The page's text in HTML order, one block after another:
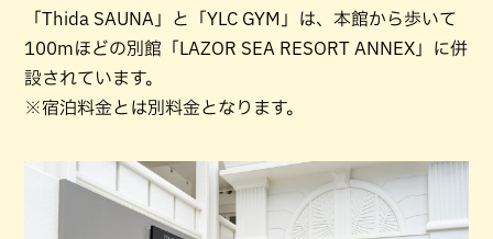
「Thida SAUNA」と「YLC GYM」は、本館から歩いて
100mほどの別館「LAZOR SEA RESORT ANNEX」に併
設されています。
※宿泊料金とは別料金となります。